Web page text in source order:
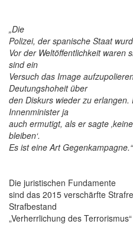
„Die
Polizei, der spanische Staat
Vor der Weltöffentlichkeit waren
sind ein
Versuch das Image
Deutungshoheit über
den Diskurs wieder zu
Innenminister ja
auch ermutigt, als er sagte
bleiben‘.
Es ist eine Art Gegenkampagne.“
Die juristischen Fundamente
sind das 2015 verschärfte
Strafbestand
„Verherrlichung des